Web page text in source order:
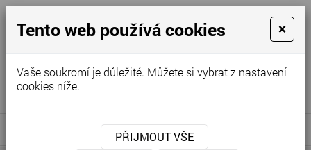
internet - televize - telefon
Hotline: +420 313 105 555
MENU
Tento web používá cookies ×
Vaše soukromí je důležité. Můžete si vybrat z nastavení
cookies níže.
PŘIJMOUT VŠE